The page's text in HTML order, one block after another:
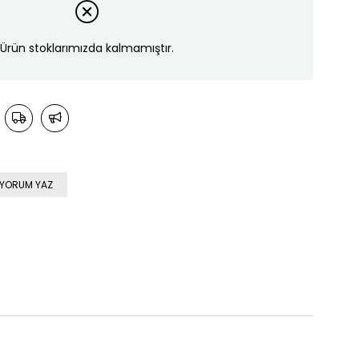
Ürün stoklarımızda kalmamıştır.
YORUM YAZ